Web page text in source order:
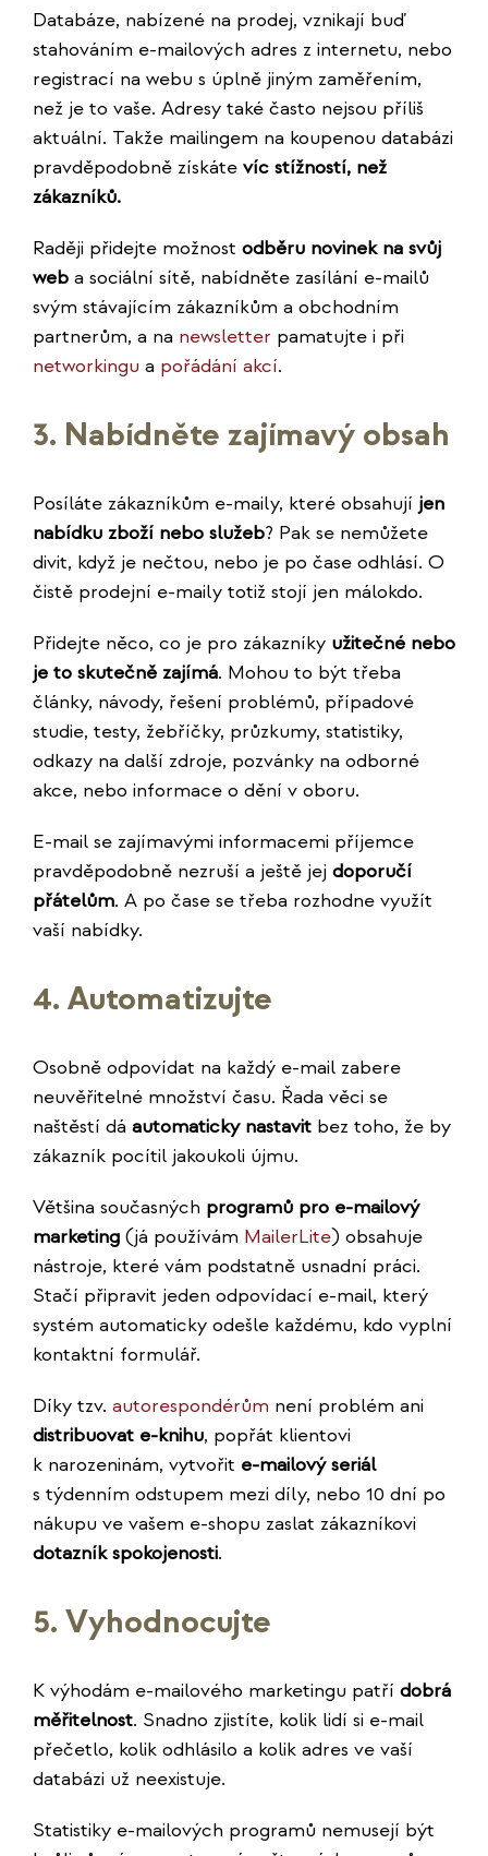
Databáze, nabízené na prodej, vznikají buď
stahováním e-mailových adres z internetu, nebo
registrací na webu s úplně jiným zaměřením,
než je to vaše. Adresy také často nejsou příliš
aktuální. Takže mailingem na koupenou databázi
pravděpodobně získáte víc stížností, než
zákazníků.
Raději přidejte možnost odběru novinek na svůj
weba sociální sítě, nabídněte zasílání e-mailů
svým stávajícím zákazníkům a obchodním
partnerům, a na newsletter pamatujte i při
networkingu a pořádání akcí.
3. Nabídněte zajímavý obsah
Posíláte zákazníkům e-maily, které obsahují jen
nabídku zboží nebo služeb? Pak se nemůžete
divit, když je nečtou, nebo je po čase odhlásí. O
čistě prodejní e-maily totiž stojí jen málokdo.
Přidejte něco, co je pro zákazníkyužitečné nebo
je to skutečně zajímá. Mohou to být třeba
články, návody, řešení problémů, případové
studie, testy, žebříčky, průzkumy, statistiky,
odkazy na další zdroje, pozvánky na odborné
akce, nebo informace o dění v oboru.
E-mail se zajímavými informacemi příjemce
pravděpodobně nezruší a ještě jej doporučí
přátelům. A po čase se třeba rozhodne využít
vaší nabídky.
4. Automatizujte
Osobně odpovídat na každý e-mail zabere
neuvěřitelné množství času. Řada věci se
naštěstí dá automaticky nastavitbez toho, že by
zákazník pocítil jakoukoli újmu.
Většina současných programů pro e-mailový
marketing(já používám MailerLite) obsahuje
nástroje, které vám podstatně usnadní práci.
Stačí připravit jeden odpovídací e-mail, který
systém automaticky odešle každému, kdo vyplní
kontaktní formulář.
Díky tzv. autorespondérům není problém ani
distribuovat e-knihu, popřát klientovi
k narozeninám, vytvořit e-mailový seriál
s týdenním odstupem mezi díly, nebo 10 dní po
nákupu ve vašem e-shopu zaslat zákazníkovi
dotazník spokojenosti.
5. Vyhodnocujte
K výhodám e-mailového marketingu patří dobrá
měřitelnost. Snadno zjistíte, kolik lidí si e-mail
přečetlo, kolik odhlásilo a kolik adres ve vaší
databázi už neexistuje.
Statistiky e-mailových programů nemusejí být